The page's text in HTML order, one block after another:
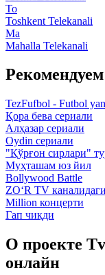
To
Toshkent Telekanali
Ma
Mahalla Telekanali
Рекомендуем
TezFufbol - Futbol
Қора бева сериали
Алҳазар сериали
Oydin сериали
"Қўрғон сирлари"
Муҳташам юз йил
Bollywood Battle
ZO‘R TV
Million концерти
Гап чиқди
О проекте
онлайн